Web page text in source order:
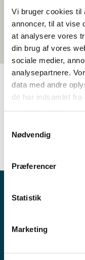
Vi bruger cookies til
annoncer, til at vise
at analysere vores
din brug af vores
sociale medier,
analysepartnere.
data med andre
de har indsamlet fra
samtykker til vores
Nødvendig
Præferencer
Statistik
Marketing
TAGS
Identitet